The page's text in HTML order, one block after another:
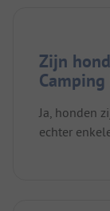
Zijn
Ja, honden
echter